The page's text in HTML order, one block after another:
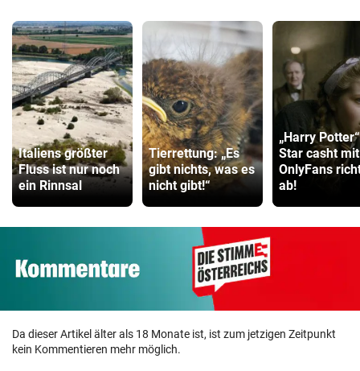
Italiens größter
Fluss ist nur noch
ein Rinnsal
Tierrettung: „Es
gibt nichts, was es
nicht gibt!“
„Harry
Star casht mit
OnlyFans
ab!
Da dieser Artikel älter als 18 Monate ist, ist zum jetzigen Zeitpunkt
kein Kommentieren mehr möglich.